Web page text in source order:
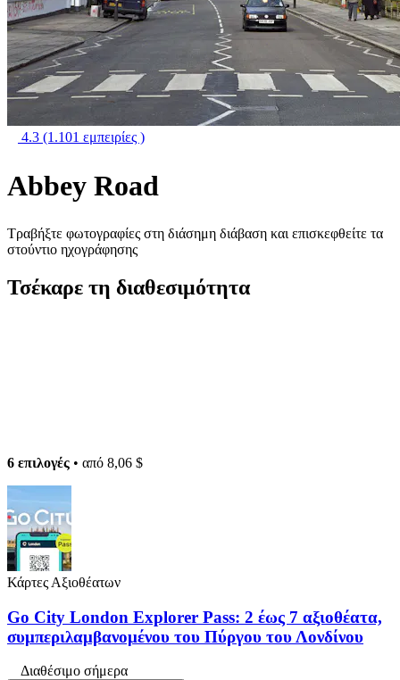
4.3 (1.101 εμπειρίες )
Abbey Road
Τραβήξτε φωτογραφίες στη διάσημη διάβαση και επισκεφθείτε τα
στούντιο ηχογράφησης
Τσέκαρε τη διαθεσιμότητα
6 επιλογές • από 8,06 $
Κάρτες Αξιοθέατων
Go City London Explorer Pass: 2 έως 7 αξιοθέατα,
συμπεριλαμβανομένου του Πύργου του Λονδίνου
Διαθέσιμο σήμερα